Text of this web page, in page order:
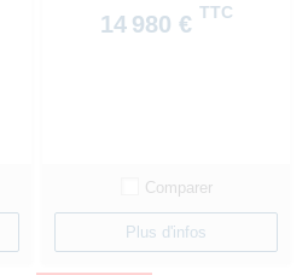
14 980 € TTC
Comparer
Plus d'infos